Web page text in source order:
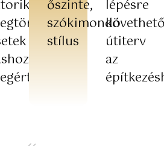
őszinte,
szókimondó
stílus
lépésre
útiterv
az